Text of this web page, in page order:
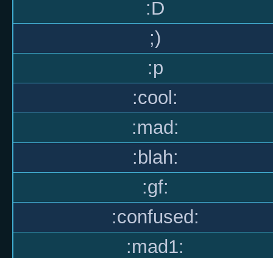
:D
;)
:p
:cool:
:mad:
:blah:
:gf:
:confused:
:mad1: